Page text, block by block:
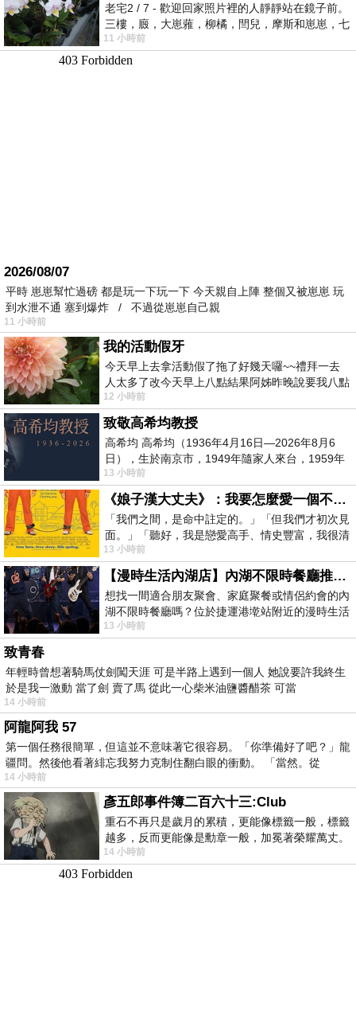
老宅2 / 7 - 歡迎回家照片裡的人靜靜站在鏡子前。
三樓，廄，大崽蕥，柳橘，閆兒，摩斯和崽崽，七
個人整整齊齊地站在鏡框之外，如同
11 小時前
2026/08/07
平時 崽崽幫忙過磅 都是玩一下玩一下 今天親自上陣 整個又被崽崽 玩
到水泄不通 塞到爆炸 / 不過從崽崽自己親
11 小時前
我的活動假牙
今天早上去拿活動假了拖了好幾天囉~~禮拜一去
人太多了改今天早上八點結果阿姊昨晚說要我八點
去西螺農會~回到莿桐都8點半多了
12 小時前
致敬高希均教授
高希均 高希均（1936年4月16日—2026年8月6
日），生於南京市，1949年隨家人來台，1959年
赴美深造並取得經濟發展博士學位。曾任
13 小時前
《娘子漢大丈夫》：我要怎麼愛一個不存在的人？
「我們之間，是命中註定的。」「但我們才初次見
面。」「聽好，我是戀愛高手、情史豐富，我很清
楚這種感覺，你我之間的那種感覺，現
13 小時前
【漫時生活內湖店】內湖不限時餐廳推薦｜捷運港墘站美食，聚餐、約會、家庭聚會首選，正餐甜點一次滿足
想找一間適合朋友聚會、家庭聚餐或情侶約會的內
湖不限時餐廳嗎？位於捷運港墘站附近的漫時生活
內湖店，從捷運站步行約4分鐘即可抵
13 小時前
致青春
年輕時曾想著騎馬仗劍闖天涯 可是半路上遇到一個人 她說要許我終生
於是我一激動 當了劍 賣了馬 從此一心柴米油鹽醬醋茶 可當
14 小時前
阿龍阿我 57
第一個任務很簡單，但這並不意味著它很容易。「你準備好了吧？」龍
疆問。然後他看著緋忘我努力克制住翻白眼的衝動。 「當然。從
14 小時前
彥五郎事件簿二百六十三:Club
重石不再只是歲月的累積，更能像標籤一般，標籤
越多，反而更能像是勳章一般，加冕著榮耀萬丈。
習慣一如縱容，成了再難輕輕放下的罪證
14 小時前